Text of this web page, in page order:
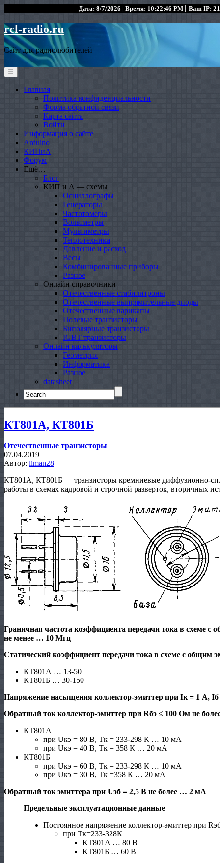
Дата: 8/7/2026 | Время: 10:22:46 PM | Ваш IP:
rcl-radio.ru
Сайт для радиолюбителей
☰
Главная
Политика конфиденциальности
Форма обратной связи
Карта сайта
Войти
Информация о сайте
Arduino
КИПиА
Форум
Ещё…
Блог
КИП и А — схемы
Осциллографы
Генераторы
Частотомеры
Вольтметры
Мультиметры
Теплотехника
Давление и расход
Весы
Комбинированные приборы
Разное
Онлайн справочники
Отечественные стабилитроны
Отечественные выпрямительные диоды
Отечественные варикапы
Полевые транзисторы
Биполярные транзисторы
IGBT транзисторы
Онлайн калькуляторы
Геометрия
Информатика
Разное
datasheet
Search
for:
КТ801А, КТ801Б
Отечественные транзисторы
07.04.2019
Автор: liman28
КТ801А, КТ801Б — транзисторы кремниевые диффузионно-
работы в схемах кадровой и строчной разверток, вторичных
Граничная частота коэффициента передачи тока в схеме
не менее … 10 Мгц
Статический коэффициент передачи тока в схеме с общим
КТ801А … 13-50
КТ801Б … 30-150
Напряжение насыщения коллектор-эмиттер при Iк = 1 А,
Обратный ток коллектор-эмиттер при Rбэ ≤ 100 Ом не
КТ801А
при Uкэ = 80 В, Тк = 233-298 К … 10 мА
при Uкэ = 40 В, Тк = 358 К … 20 мА
КТ801Б
при Uкэ = 60 В, Тк = 233-298 К … 10 мА
при Uкэ = 30 В, Тк =358 К … 20 мА
Обратный ток эмиттера при Uэб = 2,5 В не более … 2 мА
Предельные эксплуатационные данные
Постоянное напряжение коллектор-эмиттер при
при Тк=233-328К
КТ801А … 80 В
КТ801Б … 60 В